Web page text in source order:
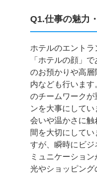
Q1.仕事の魅力
ホテルのエント
「ホテルの顔」
のお預かりや高
内なども行いま
のチームワークが
ンを大事にして
会いや温かさに
間を大切にして
すが、瞬時にビジ
ミュニケーショ
光やショッピング